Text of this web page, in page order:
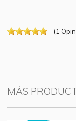
(1
MÁS